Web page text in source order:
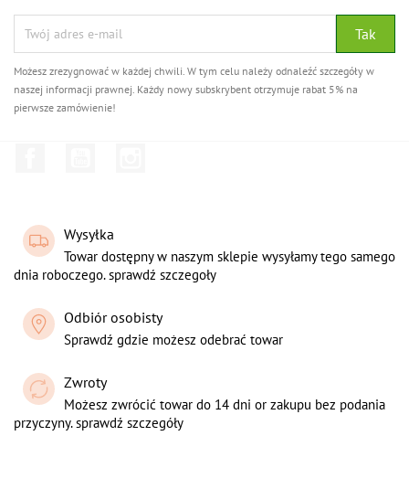
Możesz zrezygnować w każdej chwili. W tym celu należy odnaleźć szczegóły w
naszej informacji prawnej. Każdy nowy subskrybent otrzymuje rabat 5% na
pierwsze zamówienie!
Wysyłka
Towar dostępny w naszym sklepie wysyłamy tego samego
dnia roboczego. sprawdź szczegoły
Odbiór osobisty
Sprawdź gdzie możesz odebrać towar
Zwroty
Możesz zwrócić towar do 14 dni or zakupu bez podania
przyczyny. sprawdź szczegóły